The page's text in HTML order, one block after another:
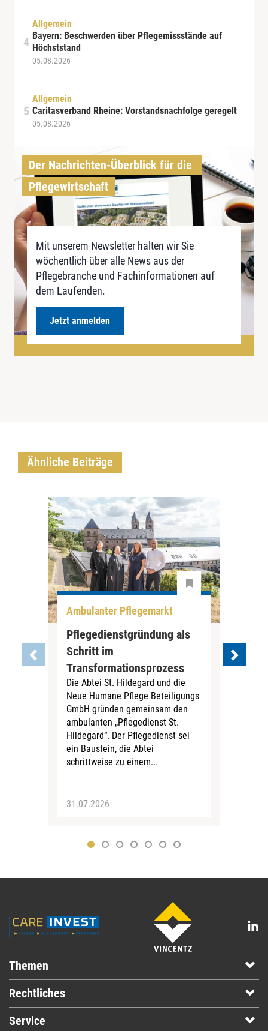
Allgemein
Bayern: Beschwerden über Pflegemissstände auf
Höchststand
05.08.2026
Allgemein
Caritasverband Rheine: Vorstandsnachfolge geregelt
05.08.2026
Der Nachrichten-Überblick für die
Pflegewirtschaft
Mit unserem Newsletter halten wir Sie
wöchentlich über alle News aus der
Pflegebranche und Fachinformationen auf
dem Laufenden.
Jetzt anmelden
Ähnliche Beiträge
Ambulanter Pflegemarkt
Pflegedienstgründung als
Schritt im
Transformationsprozess
Die Abtei St. Hildegard und die
Neue Humane Pflege Beteiligungs
GmbH gründen gemeinsam den
ambulanten „Pflegedienst St.
Hildegard“. Der Pflegedienst sei
ein Baustein, die Abtei
schrittweise zu einem...
31.07.2026
Themen
Rechtliches
Service